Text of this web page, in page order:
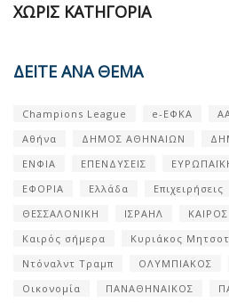
ΧΩΡΊΣ ΚΑΤΗΓΟΡΊΑ
ΔΕΙΤΕ ΑΝΑ ΘΕΜΑ
Champions League e-ΕΦΚΑ
Αθήνα
ΔΗΜΟΣ ΑΘΗΝΑΙΩΝ
ΕΝΦΙΑ
ΕΠΕΝΔΥΣΕΙΣ
ΕΦΟΡΙΑ
Ελλάδα Επιχειρήσεις
ΘΕΣΣΑΛΟΝΙΚΗ
ΙΣΡΑΗΛ ΚΑΙΡΟΣ
Καιρός σήμερα
Κυριάκος
Ντόναλντ Τραμπ
ΟΛΥΜΠΙΑΚΟΣ
Οικονομία
ΠΑΝΑΘΗΝΑΙΚΟΣ